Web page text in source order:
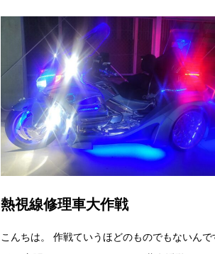
熱視線修理車大作戦
こんちは。 作戦ていうほどのものでもないんで